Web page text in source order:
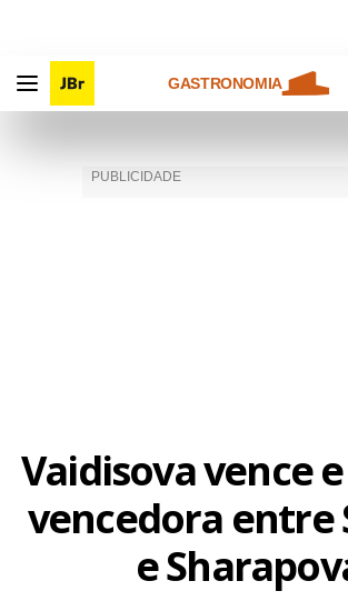
GASTRONOMIA
Vaidisova vence
vencedora entre
e